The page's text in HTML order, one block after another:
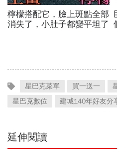
檸檬搭配它，臉上斑點全部
消失了，小肚子都變平坦了
星巴克菜單 買一送一
星巴克數位
建城140年好友分
延伸閱讀